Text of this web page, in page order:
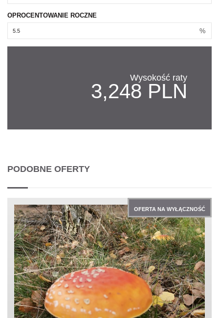
OPROCENTOWANIE ROCZNE
%
Wysokość raty
3,248 PLN
PODOBNE OFERTY
OFERTA NA WYŁĄCZNOŚĆ